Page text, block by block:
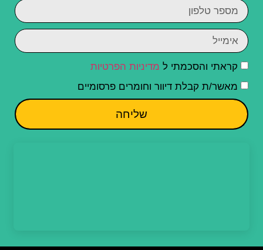
קראתי והסכמתי ל מדיניות הפרטיות
מאשר/ת קבלת דיוור וחומרים פרסומיים
שליחה